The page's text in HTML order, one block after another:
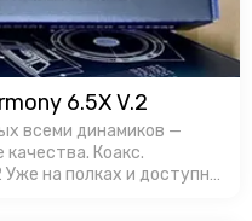
6.5X V.2
всеми динамиков —
Коакс.